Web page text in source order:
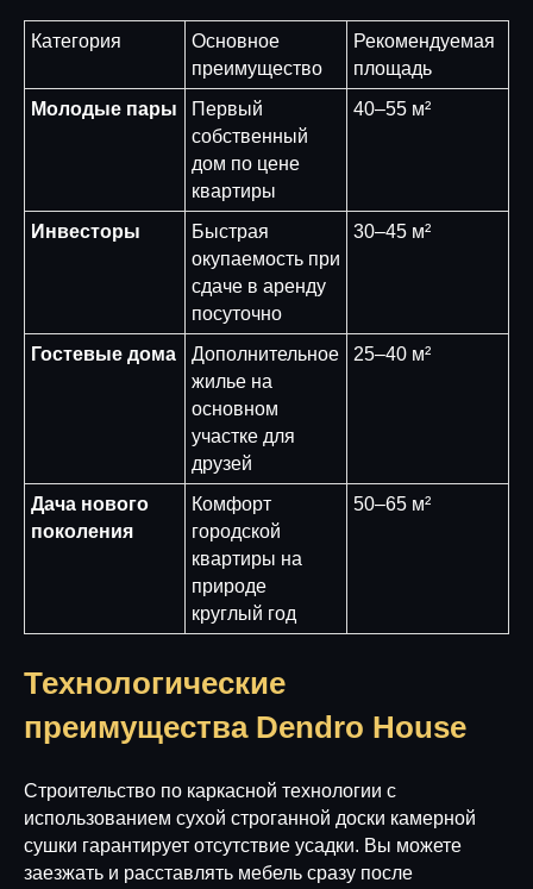
Категория
Основное
преимущество
Рекомендуемая
площадь
Молодые пары
Первый
собственный
дом по цене
квартиры
40–55 м²
Инвесторы
Быстрая
окупаемость при
сдаче в аренду
посуточно
30–45 м²
Гостевые дома
Дополнительное
жилье на
основном
участке для
друзей
25–40 м²
Дача нового
поколения
Комфорт
городской
квартиры на
природе
круглый год
50–65 м²
Технологические
преимущества Dendro House
Строительство по каркасной технологии с
использованием сухой строганной доски камерной
сушки гарантирует отсутствие усадки. Вы можете
заезжать и расставлять мебель сразу после